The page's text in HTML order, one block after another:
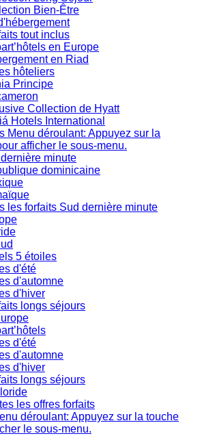
Bien-Être
tout inclus
en Europe
en Riad
hôteliers
Principe
Collection de Hyatt
Hotels International
Menu déroulant: Appuyez sur la
afficher le sous-menu.
minute
dominicaine
les forfaits Sud dernière minute
5 étoiles
d'été
d'automne
d'hiver
longs séjours
d'été
d'automne
d'hiver
longs séjours
les offres forfaits
déroulant: Appuyez sur la touche
le sous-menu.